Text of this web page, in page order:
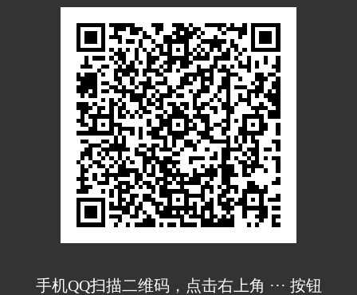
手机QQ扫描二维码，点击右上角 ··· 按钮